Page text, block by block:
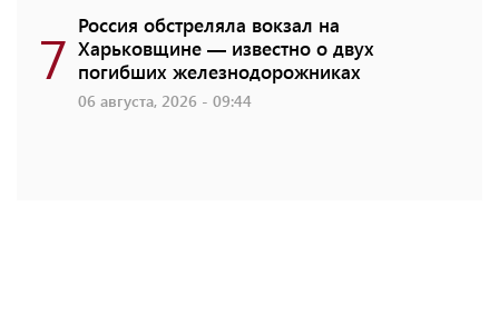
7 Россия обстреляла вокзал на
Харьковщине — известно о двух
погибших железнодорожниках
06 августа, 2026 - 09:44